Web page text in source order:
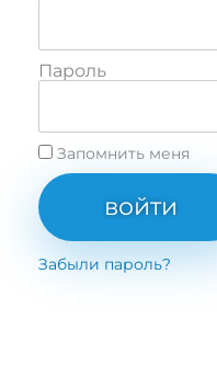
Пароль
Запомнить меня
войти
Забыли пароль?